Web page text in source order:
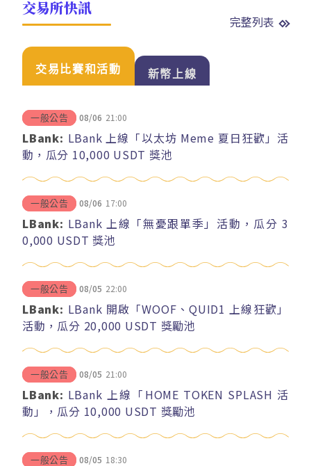
交易所快訊
完整列表
交易比賽和活動 新幣上線
一般公告 08/06 21:00
LBank: LBank 上線「以太坊 Meme 夏日狂歡」活
動，瓜分 10,000 USDT 獎池
一般公告 08/06 17:00
LBank: LBank 上線「無憂跟單季」活動，瓜分 3
0,000 USDT 獎池
一般公告 08/05 22:00
LBank: LBank 開啟「WOOF、QUID1 上線狂歡」
活動，瓜分 20,000 USDT 獎勵池
一般公告 08/05 21:00
LBank: LBank 上線「HOME TOKEN SPLASH 活
動」，瓜分 10,000 USDT 獎勵池
一般公告 08/05 18:30